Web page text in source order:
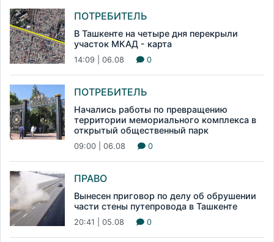
ПОТРЕБИТЕЛЬ
В Ташкенте на четыре дня перекрыли
участок МКАД - карта
14:09 | 06.08 0
ПОТРЕБИТЕЛЬ
Начались работы по превращению
территории мемориального комплекса в
открытый общественный парк
09:00 | 06.08 0
ПРАВО
Вынесен приговор по делу об обрушении
части стены путепровода в Ташкенте
20:41 | 05.08 0